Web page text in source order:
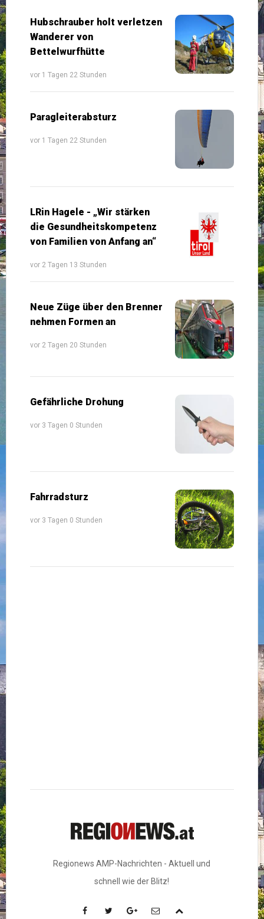
Hubschrauber holt verletzen
Wanderer von
Bettelwurfhütte
vor 1 Tagen 22 Stunden
Paragleiterabsturz
vor 1 Tagen 22 Stunden
LRin Hagele - „Wir stärken
die Gesundheitskompetenz
von Familien von Anfang an“
vor 2 Tagen 13 Stunden
Neue Züge über den Brenner
nehmen Formen an
vor 2 Tagen 20 Stunden
Gefährliche Drohung
vor 3 Tagen 0 Stunden
Fahrradsturz
vor 3 Tagen 0 Stunden
Regionews AMP-Nachrichten - Aktuell und
schnell wie der Blitz!